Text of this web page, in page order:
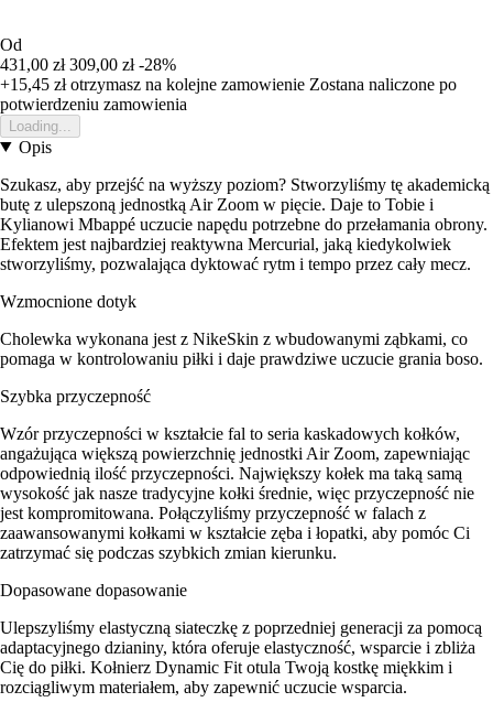
Od
431,00 zł 309,00 zł -28%
+15,45 złotrzymasz na kolejne zamowienie Zostana naliczone po
potwierdzeniu zamowienia
Loading...
Opis
Szukasz, aby przejść na wyższy poziom? Stworzyliśmy tę akademicką
butę z ulepszoną jednostką Air Zoom w pięcie. Daje to Tobie i
Kylianowi Mbappé uczucie napędu potrzebne do przełamania obrony.
Efektem jest najbardziej reaktywna Mercurial, jaką kiedykolwiek
stworzyliśmy, pozwalająca dyktować rytm i tempo przez cały mecz.
Wzmocnione dotyk
Cholewka wykonana jest z NikeSkin z wbudowanymi ząbkami, co
pomaga w kontrolowaniu piłki i daje prawdziwe uczucie grania boso.
Szybka przyczepność
Wzór przyczepności w kształcie fal to seria kaskadowych kołków,
angażująca większą powierzchnię jednostki Air Zoom, zapewniając
odpowiednią ilość przyczepności. Największy kołek ma taką samą
wysokość jak nasze tradycyjne kołki średnie, więc przyczepność nie
jest kompromitowana. Połączyliśmy przyczepność w falach z
zaawansowanymi kołkami w kształcie zęba i łopatki, aby pomóc Ci
zatrzymać się podczas szybkich zmian kierunku.
Dopasowane dopasowanie
Ulepszyliśmy elastyczną siateczkę z poprzedniej generacji za pomocą
adaptacyjnego dzianiny, która oferuje elastyczność, wsparcie i zbliża
Cię do piłki. Kołnierz Dynamic Fit otula Twoją kostkę miękkim i
rozciągliwym materiałem, aby zapewnić uczucie wsparcia.